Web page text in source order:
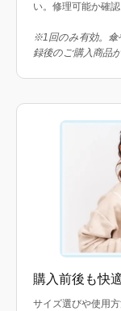
い。修理可能か確認
※1回のみ有効。傘
録後のご購入商品
購入前後も快
サイズ選びや使用